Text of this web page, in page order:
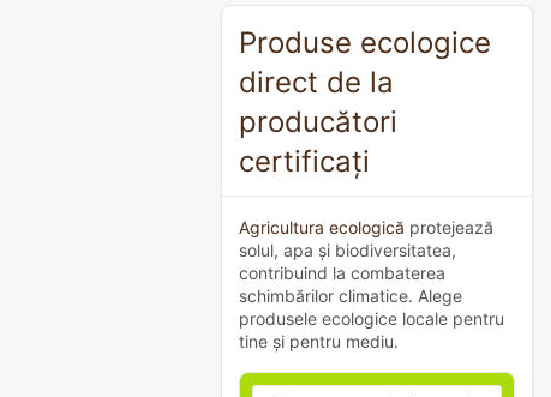
Produse ecologice
direct de la
producători
certificați
Agricultura ecologică protejează
solul, apa și biodiversitatea,
contribuind la combaterea
schimbărilor climatice. Alege
produsele ecologice locale pentru
tine și pentru mediu.